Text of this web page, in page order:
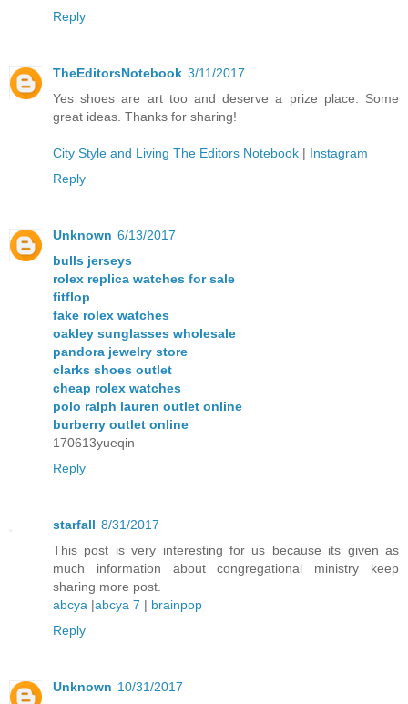
Reply
TheEditorsNotebook 3/11/2017
Yes shoes are art too and deserve a prize place. Some
great ideas. Thanks for sharing!
City Style and Living The Editors Notebook | Instagram
Reply
Unknown 6/13/2017
bulls jerseys
rolex replica watches for sale
fitflop
fake rolex watches
oakley sunglasses wholesale
pandora jewelry store
clarks shoes outlet
cheap rolex watches
polo ralph lauren outlet online
burberry outlet online
170613yueqin
Reply
starfall 8/31/2017
This post is very interesting for us because its given as
much information about congregational ministry keep
sharing more post.
abcya |abcya 7 | brainpop
Reply
Unknown 10/31/2017